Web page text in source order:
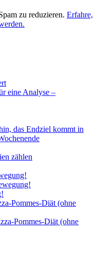
zu reduzieren. Erfahre,
eine Analyse –
das Endziel kommt in
zählen
Pommes-Diät (ohne
Pommes-Diät (ohne